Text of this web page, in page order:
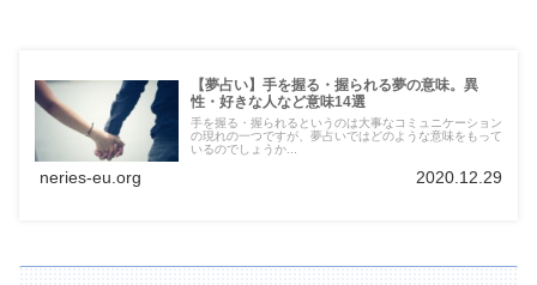
【夢占い】手を握る・握られる夢の意味。異
性・好きな人など意味14選
手を握る・握られるというのは大事なコミュニケーション
の現れの一つですが、夢占いではどのような意味をもって
いるのでしょうか...
neries-eu.org 2020.12.29